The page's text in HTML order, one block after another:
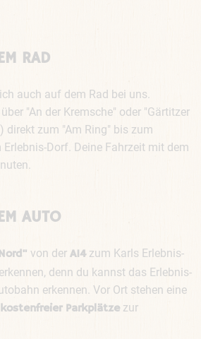
RAD
auch auf dem Rad bei uns.
"An der Kremsche" oder "Gärtitzer
direkt zum "Am Ring" bis zum
Dorf. Deine Fahrzeit mit dem
AUTO
von der A14zum Karls Erlebnis-
denn du kannst das Erlebnis-
erkennen. Vor Ort stehen eine
kostenfreier Parkplätze zur